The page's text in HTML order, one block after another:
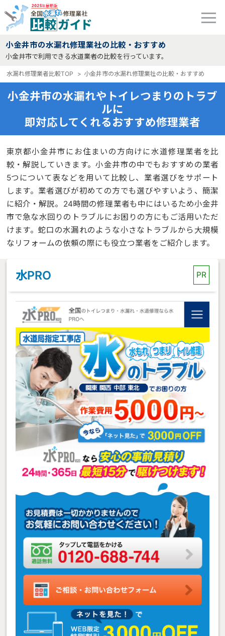
小金井市の水漏れ修理業社の比較・おすすめ
小金井市で利用できる水道業者の比較を行っています。
水漏れ修理業者比較TOP 小金井市の水漏れ修理業社の比較・おすすめ
小金井市の水漏れやトイレつまりのトラブ
ルに
即対応してくれるおすすめ修理業者
東京都小金井市にお住まいの方向けに水道修理業者を比
較・解説していきます。小金井市の中でもおすすめの業者
5つについて表などを用いて比較し、業者選びをサポート
します。業者選びが初めての方でも選びやすいよう、簡潔
に紹介・解説。24時間の修理業者も中にはいるため小金井
市で急な水回りのトラブルにお困りの方にもご活用いただ
けます。蛇口の水漏れのような小さなトラブルから大規模
なリフォームの依頼の際にも役立つ業者をご紹介します。
水PRO PR